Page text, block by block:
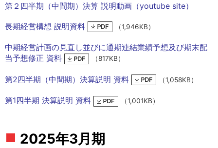
第２四半期（中間期）決算 説明動画（youtube site）
長期経営構想 説明資料 （1,946KB）
中期経営計画の見直し並びに通期連結業績予想及び期末配
当予想修正 資料
（817KB）
第2四半期（中間期）決算説明 資料 （1,058KB）
第1四半期 決算説明 資料 （1,001KB）
2025年3月期